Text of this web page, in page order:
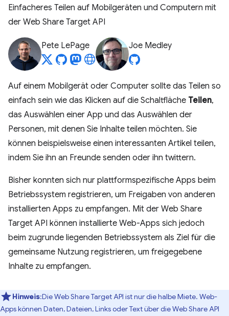
Einfacheres Teilen auf Mobilgeräten und Computern mit
der Web Share Target API
Pete LePage Joe Medley
Auf einem Mobilgerät oder Computer sollte das Teilen so
einfach sein wie das Klicken auf die Schaltfläche Teilen,
das Auswählen einer App und das Auswählen der
Personen, mit denen Sie Inhalte teilen möchten. Sie
können beispielsweise einen interessanten Artikel teilen,
indem Sie ihn an Freunde senden oder ihn twittern.
Bisher konnten sich nur plattformspezifische Apps beim
Betriebssystem registrieren, um Freigaben von anderen
installierten Apps zu empfangen. Mit der Web Share
Target API können installierte Web-Apps sich jedoch
beim zugrunde liegenden Betriebssystem als Ziel für die
gemeinsame Nutzung registrieren, um freigegebene
Inhalte zu empfangen.
Hinweis:Die Web Share Target API ist nur die halbe Miete. Web-
Apps können Daten, Dateien, Links oder Text über die Web Share API